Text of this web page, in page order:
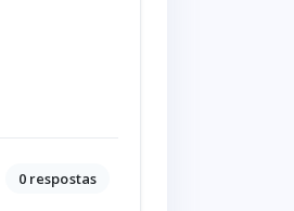
0 respostas